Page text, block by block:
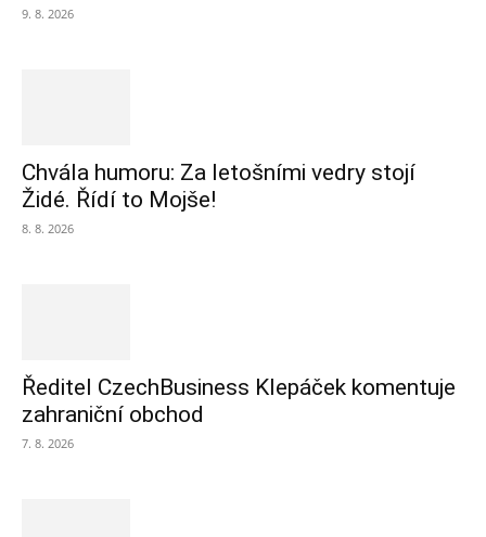
9. 8. 2026
Chvála humoru: Za letošními vedry stojí
Židé. Řídí to Mojše!
8. 8. 2026
Ředitel CzechBusiness Klepáček komentuje
zahraniční obchod
7. 8. 2026